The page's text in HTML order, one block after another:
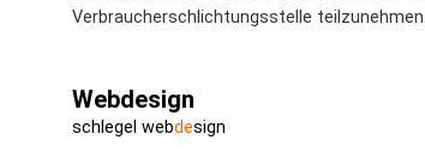
Verbraucherschlichtungsstelle teilzunehmen.
Webdesign
schlegel webdesign